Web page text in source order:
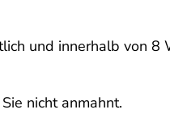
und innerhalb von 8
nicht anmahnt.